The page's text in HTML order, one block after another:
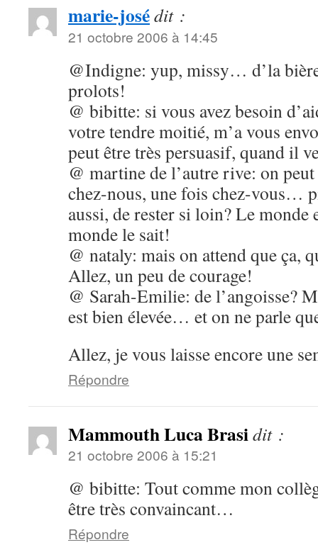
marie-josédit :
21 octobre 2006 à 14:45
@Indigne: yup, missy… d’la
prolots!
@ bibitte: si vous avez besoin
votre tendre moitié, m’a vous
peut être très persuasif, quand il
@ martine de l’autre rive: on
chez-nous, une fois chez-vous…
aussi, de rester si loin? Le monde
monde le sait!
@ nataly: mais on attend que ça,
Allez, un peu de courage!
@ Sarah-Emilie: de l’angoisse?
est bien élevée… et on ne parle
Allez, je vous laisse encore une
Répondre
Mammouth Luca Brasidit :
21 octobre 2006 à 15:21
@ bibitte: Tout comme mon
être très convaincant…
Répondre